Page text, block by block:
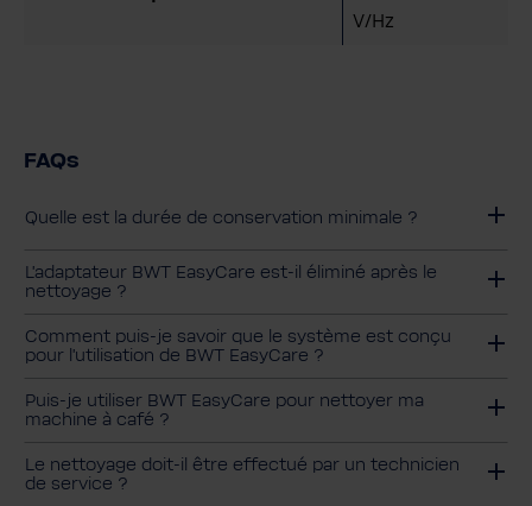
V/Hz
FAQs
Quelle est la durée de conservation minimale ?
L'adaptateur BWT EasyCare est-il éliminé après le
nettoyage ?
Comment puis-je savoir que le système est conçu
pour l'utilisation de BWT EasyCare ?
Puis-je utiliser BWT EasyCare pour nettoyer ma
machine à café ?
Le nettoyage doit-il être effectué par un technicien
de service ?